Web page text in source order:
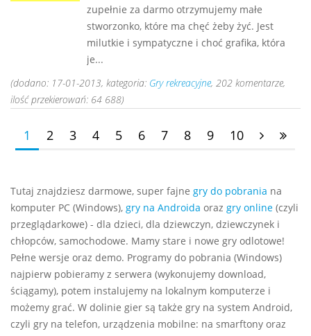
zupełnie za darmo otrzymujemy małe
stworzonko, które ma chęć żeby żyć. Jest
milutkie i sympatyczne i choć grafika, która
je...
(dodano: 17-01-2013, kategoria: Gry rekreacyjne, 202 komentarze,
ilość przekierowań: 64 688)
1 2 3 4 5 6 7 8 9 10
Tutaj znajdziesz darmowe, super fajne gry do pobrania na
komputer PC (Windows), gry na Androida oraz gry online (czyli
przeglądarkowe) - dla dzieci, dla dziewczyn, dziewczynek i
chłopców, samochodowe. Mamy stare i nowe gry odlotowe!
Pełne wersje oraz demo. Programy do pobrania (Windows)
najpierw pobieramy z serwera (wykonujemy download,
ściągamy), potem instalujemy na lokalnym komputerze i
możemy grać. W dolinie gier są także gry na system Android,
czyli gry na telefon, urządzenia mobilne: na smarftony oraz